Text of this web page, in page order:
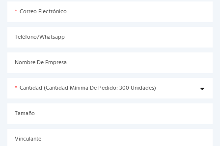
Correo Electrónico
Teléfono/Whatsapp
Nombre De Empresa
Cantidad (Cantidad Mínima De Pedido: 300 Unidades)
Tamaño
Vinculante